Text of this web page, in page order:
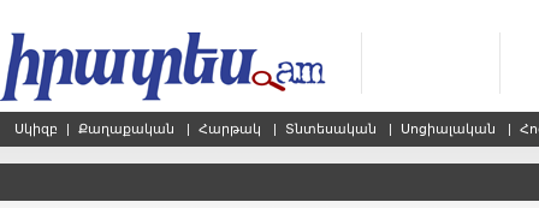
Սկիզբ | Քաղաքական | Հարթակ | Տնտեսական | Սոցիալական |